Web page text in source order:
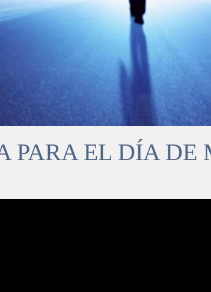
PARA EL DÍA DE